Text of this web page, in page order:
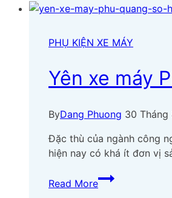
Yên
Phú
đạt
tiêu
hàng
thị
PHỤ KIỆN XE MÁY
Yên xe máy
ByDang Phuong 30 Tháng
Đặc thù của ngành công
hiện nay có khá ít đơn vị
Read More
Yên
xe